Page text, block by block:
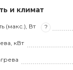
и климат
(макс.), Вт ?
кВт